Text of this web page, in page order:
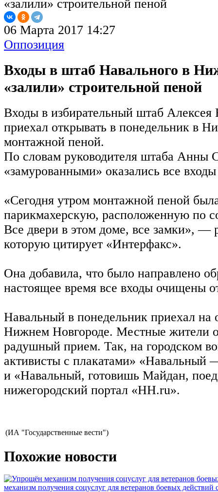
06 Марта 2017 14:27
Оппозиция
Входы в штаб Навального в
«залили» строительной пеной
Входы в избирательный штаб Алексея
приехал открывать в понедельник в
монтажной пеной.
По словам руководителя штаба Анны
«замурованными» оказались все
«Сегодня утром монтажной пеной
парикмахерскую, расположенную по
Все двери в этом доме, все замки», —
которую цитирует «Интерфакс».
Она добавила, что было направлено
настоящее время все входы очищены
Навальный в понедельник приехал на
Нижнем Новгороде. Местные жители
радушный прием. Так, на городском
активисты с плакатами» «Навальный
и «Навальный, готовишь Майдан,
нижегородский портал «НН.ru».
(ИА "Государственные вести")
Похожие новости
механизм получения соцуслуг для ветеранов боевых действий